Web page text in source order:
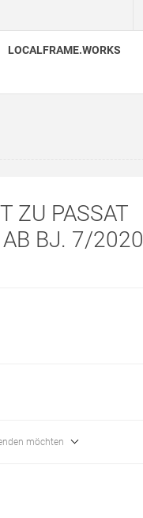
LOCALFRAME.WORKS
ZU PASSAT
AB BJ. 7/2020
möchten